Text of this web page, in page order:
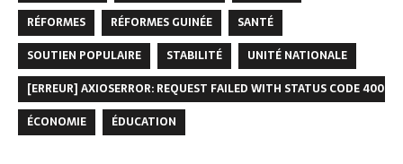
RÉFORMES
RÉFORMES GUINÉE
SANTÉ
SOUTIEN POPULAIRE
STABILITÉ
UNITÉ NATIONALE
[ERREUR] AXIOSERROR: REQUEST FAILED WITH STATUS CODE 400
ÉCONOMIE
ÉDUCATION